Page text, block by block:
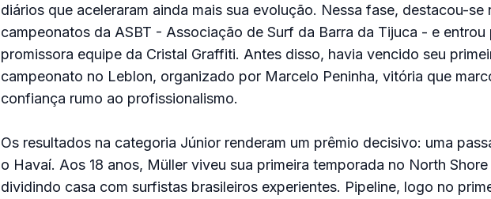
diários que aceleraram ainda mais sua evolução. Nessa fase, destacou-se
campeonatos da ASBT - Associação de Surf da Barra da Tijuca - e entrou
promissora equipe da Cristal Graffiti. Antes disso, havia vencido seu
campeonato no Leblon, organizado por Marcelo Peninha, vitória que
confiança rumo ao profissionalismo.
Os resultados na categoria Júnior renderam um prêmio decisivo: uma
o Havaí. Aos 18 anos, Müller viveu sua primeira temporada no North
dividindo casa com surfistas brasileiros experientes. Pipeline, logo no